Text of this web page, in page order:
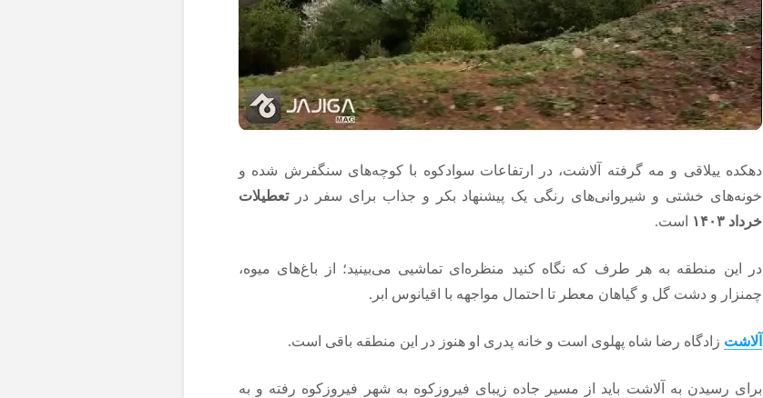
دهکده ییلاقی و مه گرفته آلاشت، در ارتفاعات سوادکوه با کوچه‌های سنگفرش شده و
خونه‌های خشتی و شیروانی‌های رنگی یک پیشنهاد بکر و جذاب برای سفر درتعطیلات
خرداد ۱۴۰۳
است.
در این منطقه به هر طرف که نگاه کنید منظره‌ای تماشیی می‌بینید؛ از باغ‌های میوه،
چمنزار و دشت گل و گیاهان معطر تا احتمال مواجهه با اقیانوس ابر.
آلاشت زادگاه رضا شاه پهلوی است و خانه پدری او هنوز در این منطقه باقی است.
برای رسیدن به آلاشت باید از مسیر جاده زیبای فیروزکوه به شهر فیروزکوه رفته و به